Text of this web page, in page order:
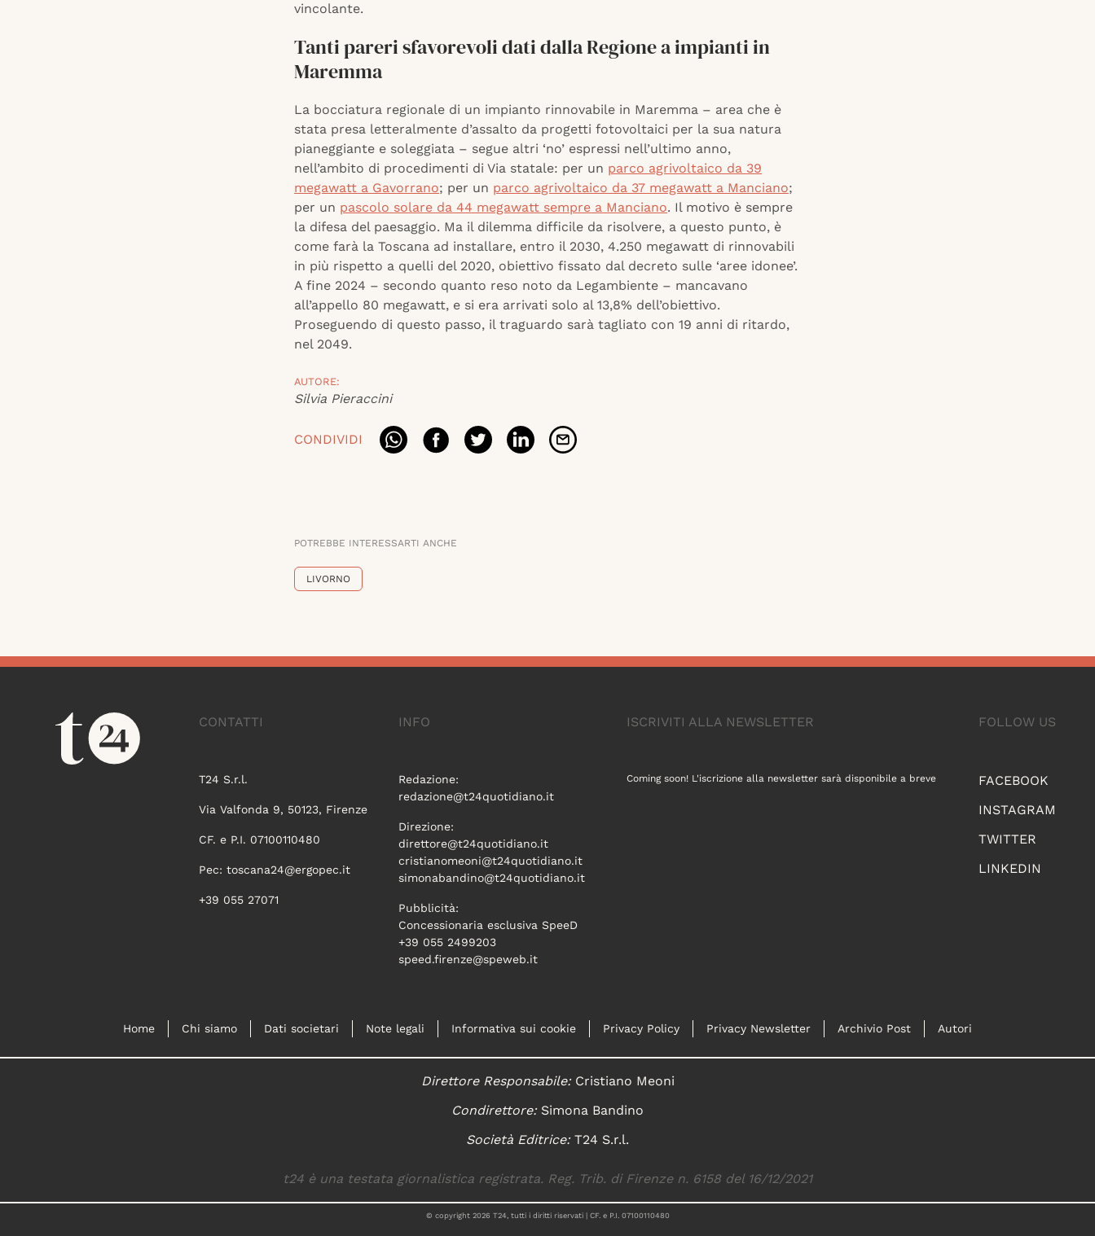
vincolante.
Tanti pareri sfavorevoli dati dalla Regione a impianti in
Maremma
La bocciatura regionale di un impianto rinnovabile in Maremma – area che è
stata presa letteralmente d’assalto da progetti fotovoltaici per la sua natura
pianeggiante e soleggiata – segue altri ‘no’ espressi nell’ultimo anno,
nell’ambito di procedimenti di Via statale: per un parco agrivoltaico da 39
megawatt a Gavorrano; per un parco agrivoltaico da 37 megawatt a Manciano;
per un pascolo solare da 44 megawatt sempre a Manciano. Il motivo è sempre
la difesa del paesaggio. Ma il dilemma difficile da risolvere, a questo punto, è
come farà la Toscana ad installare, entro il 2030, 4.250 megawatt di rinnovabili
in più rispetto a quelli del 2020, obiettivo fissato dal decreto sulle ‘aree idonee’.
A fine 2024 – secondo quanto reso noto da Legambiente – mancavano
all’appello 80 megawatt, e si era arrivati solo al 13,8% dell’obiettivo.
Proseguendo di questo passo, il traguardo sarà tagliato con 19 anni di ritardo,
nel 2049.
AUTORE:
Silvia Pieraccini
CONDIVIDI
POTREBBE INTERESSARTI ANCHE
LIVORNO
CONTATTI
T24 S.r.l.
Via Valfonda 9, 50123, Firenze
CF. e P.I. 07100110480
Pec: toscana24@ergopec.it
+39 055 27071
INFO
Redazione:
redazione@t24quotidiano.it
Direzione:
direttore@t24quotidiano.it
cristianomeoni@t24quotidiano.it
simonabandino@t24quotidiano.it
Pubblicità:
Concessionaria esclusiva SpeeD
+39 055 2499203
speed.firenze@speweb.it
FOLLOW US
FACEBOOK
INSTAGRAM
TWITTER
LINKEDIN
ISCRIVITI ALLA NEWSLETTER
Coming soon! L'iscrizione alla newsletter sarà disponibile a breve
Home Chi siamo Dati societari Note legali Informativa sui cookie Privacy Policy Privacy Newsletter Archivio Post Autori
Direttore Responsabile:Cristiano Meoni
Condirettore:Simona Bandino
Società Editrice:T24 S.r.l.
t24 è una testata giornalistica registrata. Reg. Trib. di Firenze n. 6158 del 16/12/2021
© copyright 2026 T24, tutti i diritti riservati | CF. e P.I. 07100110480